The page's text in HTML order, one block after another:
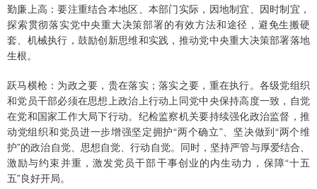
勤廉上高：要注重结合本地区、本部门实际，因地制宜、因时制宜，
探索贯彻落实党中央重大决策部署的有效方法和途径，避免生搬硬
套、机械执行，鼓励创新思维和实践，推动党中央重大决策部署落地
生根。
跃马横枪：为政之要，贵在落实；落实之要，重在执行。各级党组织
和党员干部必须在思想上政治上行动上同党中央保持高度一致，自觉
在党和国家工作大局下行动。纪检监察机关要持续强化政治监督，推
动党组织和党员进一步增强坚定拥护“两个确立”、坚决做到“两个维
护”的政治自觉、思想自觉、行动自觉。同时，坚持严管与厚爱结合、
激励与约束并重，激发党员干部干事创业的内生动力，保障“十五
五”良好开局。